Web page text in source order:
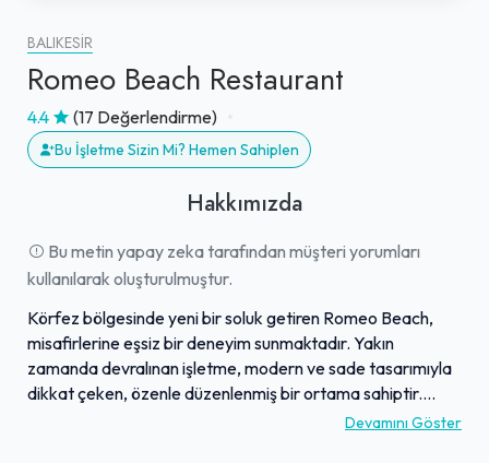
BALIKESIR
Romeo Beach Restaurant
4.4 (17 Değerlendirme)
Bu İşletme Sizin Mi? Hemen Sahiplen
Hakkımızda
Bu metin yapay zeka tarafından müşteri yorumları
kullanılarak oluşturulmuştur.
Körfez bölgesinde yeni bir soluk getiren Romeo Beach,
misafirlerine eşsiz bir deneyim sunmaktadır. Yakın
zamanda devralınan işletme, modern ve sade tasarımıyla
dikkat çeken, özenle düzenlenmiş bir ortama sahiptir.
Misafirler için bolca oturma alanı, hesaplı pavilyonlar ve
Devamını Göster